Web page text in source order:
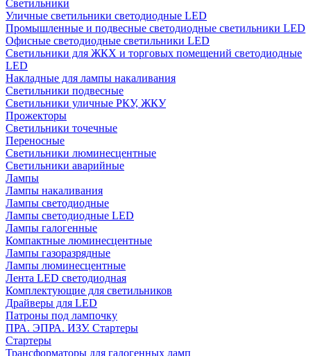
Светильники
Уличные светильники светодиодные LED
Промышленные и подвесные светодиодные светильники LED
Офисные светодиодные светильники LED
Светильники для ЖКХ и торговых помещений светодиодные
LED
Накладные для лампы накаливания
Светильники подвесные
Светильники уличные РКУ, ЖКУ
Прожекторы
Cветильники точечные
Переносные
Светильники люминесцентные
Светильники аварийные
Лампы
Лампы накаливания
Лампы светодиодные
Лампы светодиодные LED
Лампы галогенные
Компактные люминесцентные
Лампы газоразрядные
Лампы люминесцентные
Лента LED светодиодная
Комплектующие для светильников
Драйверы для LED
Патроны под лампочку
ПРА. ЭПРА. ИЗУ. Стартеры
Стартеры
Трансформаторы для галогенных ламп